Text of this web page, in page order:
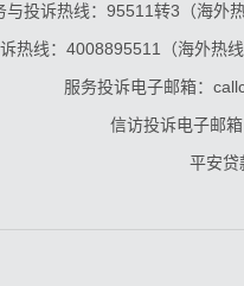
与投诉热线：95511转3（海外
热线：4008895511（海外热
服务投诉电子邮箱：
信访投诉电子邮
平安贷